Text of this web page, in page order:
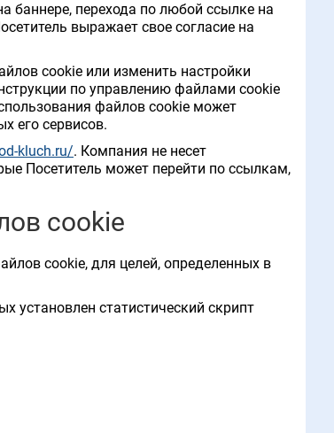
баннере, перехода по любой ссылке на
выражает свое согласие на
cookie или изменить настройки
по управлению файлами cookie
файлов cookie может
его сервисов.
kluch.ru/. Компания не несет
Посетитель может перейти по ссылкам,
cookie
cookie, для целей, определенных в
установлен статистический скрипт